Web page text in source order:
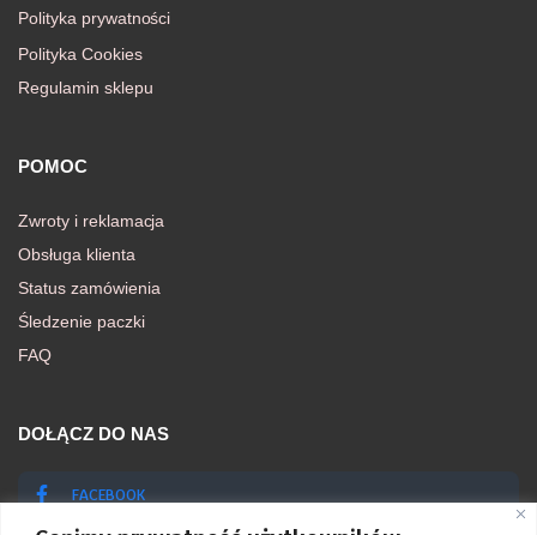
Polityka prywatności
Polityka Cookies
Regulamin sklepu
POMOC
Zwroty i reklamacja
Obsługa klienta
Status zamówienia
Śledzenie paczki
FAQ
DOŁĄCZ DO NAS
FACEBOOK